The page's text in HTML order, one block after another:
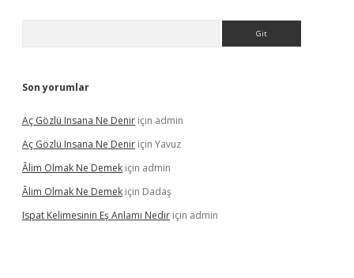
Son yorumlar
Aç Gözlü Insana Ne Denir için admin
Aç Gözlü Insana Ne Denir için Yavuz
Âlim Olmak Ne Demek için admin
Âlim Olmak Ne Demek için Dadaş
Ispat Kelimesinin Eş Anlamı Nedir için admin